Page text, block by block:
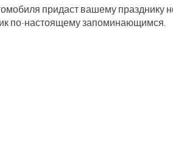
придаст вашему празднику
по-настоящему запоминающимся.
и безупречный вкус. Прибытие на